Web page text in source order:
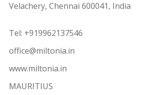
Velachery, Chennai 600041, India
Tel: +919962137546
office@miltonia.in
www.miltonia.in
MAURITIUS